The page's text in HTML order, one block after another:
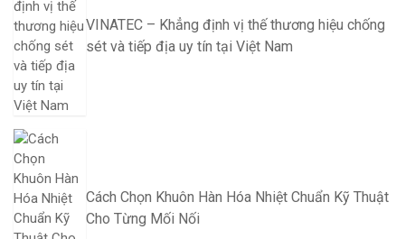
VINATEC – Khẳng định vị thế thương hiệu chống
sét và tiếp địa uy tín tại Việt Nam
Cách Chọn Khuôn Hàn Hóa Nhiệt Chuẩn Kỹ Thuật
Cho Từng Mối Nối